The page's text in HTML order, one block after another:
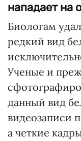
нападает на
Биологам
редкий вид
Ученые и
данный вид
видеозаписи
а четкие